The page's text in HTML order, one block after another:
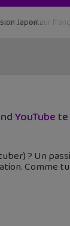
Japon…
YouTube
? Un
Comme